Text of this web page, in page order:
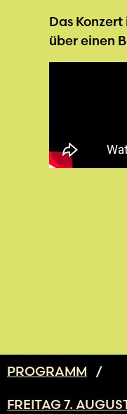
PROGRAMM /
FREITAG 7.
Das
über einen